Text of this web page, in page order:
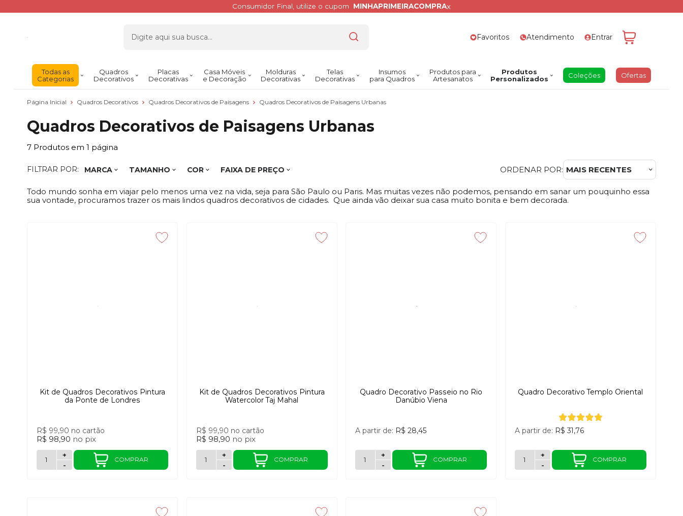
Consumidor Final, utilize o cupom MINHAPRIMEIRACOMPRAx
Favoritos Atendimento Entrar
Todas as
Categorias
Quadros
Decorativos
Placas
Decorativas
Casa Móveis
e Decoração
Molduras
Decorativas
Telas
Decorativas
Insumos
para Quadros
Produtos para
Artesanatos
Produtos
Personalizados
Coleções Ofertas
Página Inicial Quadros Decorativos Quadros Decorativos de Paisagens Quadros Decorativos de Paisagens Urbanas
Quadros Decorativos de Paisagens Urbanas
7 Produtos em 1 página
FILTRAR POR: MARCA TAMANHO COR FAIXA DE PREÇO ORDENAR POR: MAIS RECENTES
Todo mundo sonha em viajar pelo menos uma vez na vida, seja para São Paulo ou Paris. Mas muitas vezes não podemos, pensando em sanar um pouquinho essa
sua vontade, procuramos trazer os mais lindos quadros decorativos de cidades. Que ainda vão deixar sua casa muito bonita e bem decorada.
Kit de Quadros Decorativos Pintura
da Ponte de Londres
R$ 99,90 no cartão
R$ 98,90 no pix
-
+
COMPRAR
Kit de Quadros Decorativos Pintura
Watercolor Taj Mahal
R$ 99,90 no cartão
R$ 98,90 no pix
-
+
COMPRAR
Quadro Decorativo Passeio no Rio
Danúbio Viena
A partir de: R$ 28,45
-
+
COMPRAR
Quadro Decorativo Templo Oriental
A partir de: R$ 31,76
-
+
COMPRAR